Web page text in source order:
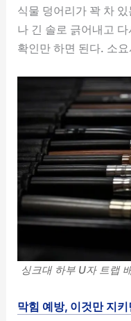
식물 덩어리가 꽉 차
나 긴 솔로 긁어내고
확인만 하면 된다. 소
싱크대 하부 U자 트랩
막힘 예방, 이것만 지